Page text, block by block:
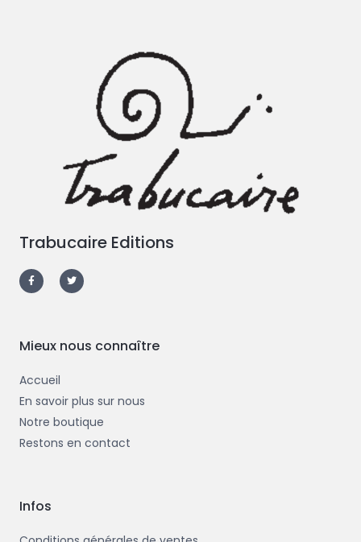
Trabucaire Editions
a
c
e
-
f
w
i
t
Mieux nous connaître
Accueil
En savoir plus sur nous
Notre boutique
Restons en contact
Infos